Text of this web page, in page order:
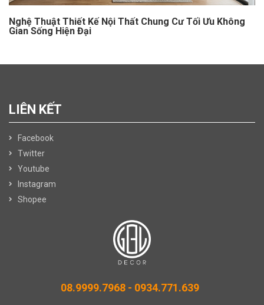
Nghệ Thuật Thiết Kế Nội Thất Chung Cư Tối Ưu Không
Gian Sống Hiện Đại
LIÊN KẾT
Facebook
Twitter
Youtube
Instagram
Shopee
08.9999.7968 - 0934.771.639